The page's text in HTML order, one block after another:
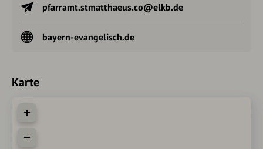
pfarramt.stmatthaeus.co@elkb.de
bayern-evangelisch.de
Karte